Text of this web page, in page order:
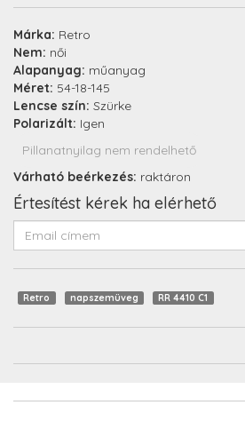
Márka: Retro
Nem: női
Alapanyag: műanyag
Méret: 54-18-145
Lencse szín: Szürke
Polarizált: Igen
Pillanatnyilag nem rendelhető
Várható beérkezés: raktáron
Értesítést kérek ha elérhető
Retro napszemüveg RR 4410 C1